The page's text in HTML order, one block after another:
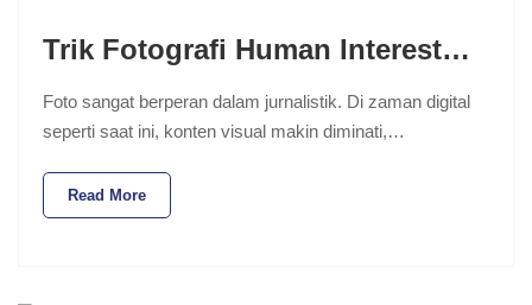
Trik Fotografi Human Interest…
Foto sangat berperan dalam jurnalistik. Di zaman digital
seperti saat ini, konten visual makin diminati,…
Read More